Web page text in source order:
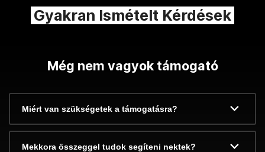
Gyakran Ismételt Kérdések
Még nem vagyok támogató
Miért van szükségetek a támogatásra?
Mekkora összeggel tudok segíteni nektek?